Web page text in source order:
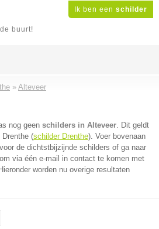
Ik ben een schilder
buurt!
» Alteveer
nog geen schilders in Alteveer. Dit geldt
(schilder Drenthe). Voer bovenaan
de dichtstbijzijnde schilders of ga naar
om via één e-mail in contact te komen met
worden nu overige resultaten